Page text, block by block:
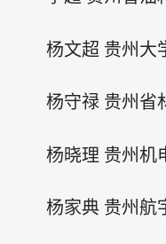
杨文超 贵州大
杨守禄 贵州省
杨晓理 贵州机
杨家典 贵州航